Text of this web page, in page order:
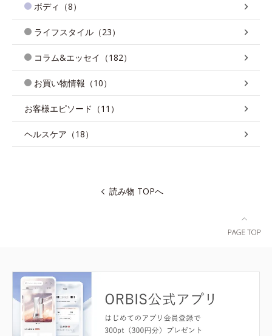
ボディ（8）
ライフスタイル（23）
コラム&エッセイ（182）
お買い物情報（10）
お客様エピソード（11）
ヘルスケア（18）
読み物 TOPへ